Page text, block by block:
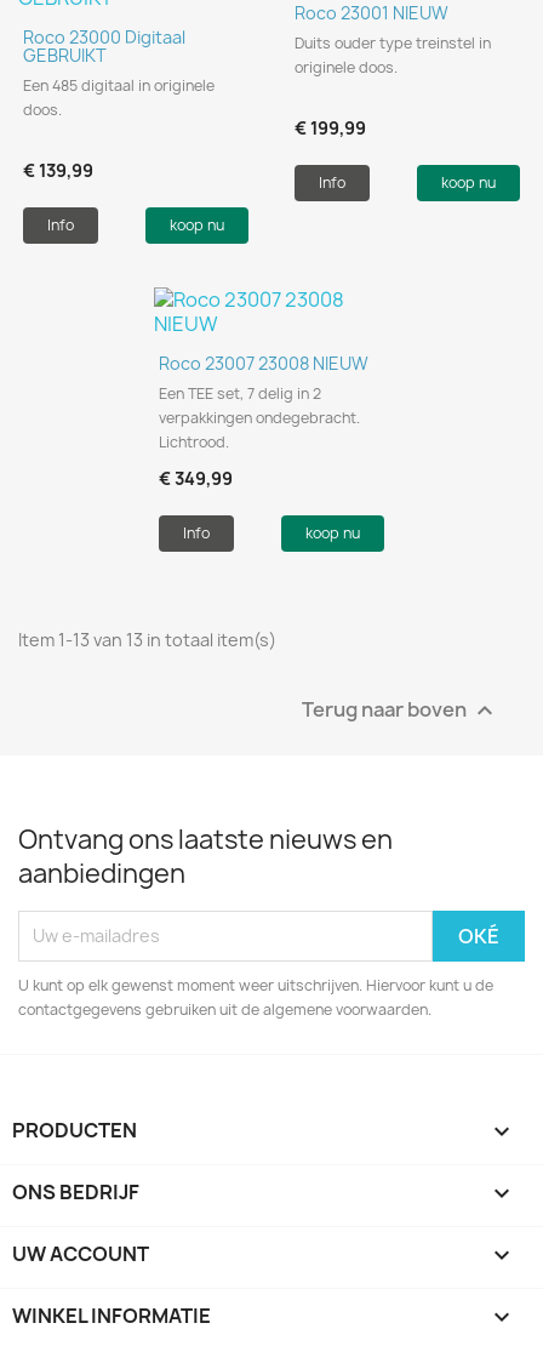
Roco 23000 Digitaal
GEBRUIKT
Een 485 digitaal in originele
doos.
€ 139,99
Info koop nu
Roco 23001 NIEUW
Duits ouder type treinstel in
originele doos.
€ 199,99
Info koop nu
Roco 23007 23008 NIEUW
Een TEE set, 7 delig in 2
verpakkingen ondegebracht.
Lichtrood.
€ 349,99
Info koop nu
Item 1-13 van 13 in totaal item(s)
Terug naar boven 
Ontvang ons laatste nieuws en
aanbiedingen
U kunt op elk gewenst moment weer uitschrijven. Hiervoor kunt u de
contactgegevens gebruiken uit de algemene voorwaarden.
PRODUCTEN 
ONS BEDRIJF 
UW ACCOUNT 
WINKEL INFORMATIE keyboard_arrow_down